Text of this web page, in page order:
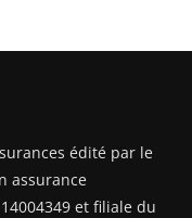
édité par le
assurance
et filiale du